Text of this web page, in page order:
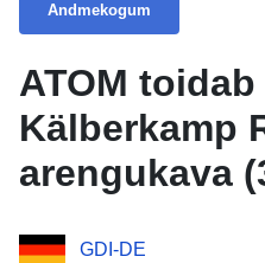
Andmekogum
ATOM
Kälberkamp
arengukava
GDI-DE